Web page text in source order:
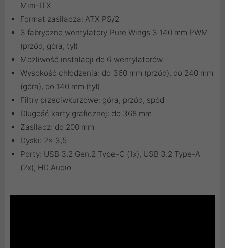
Mini-ITX
Format zasilacza: ATX PS/2
3 fabryczne wentylatory Pure Wings 3 140 mm PWM
(przód, góra, tył)
Możliwość instalacji do 6 wentylatorów
Wysokość chłodzenia: do 360 mm (przód), do 240 mm
(góra), do 140 mm (tył)
Filtry przeciwkurzowe: góra, przód, spód
Długość karty graficznej: do 368 mm
Zasilacz: do 200 mm
Dyski: 2x 3,5
Porty: USB 3.2 Gen.2 Type-C (1x), USB 3.2 Type-A
(2x), HD Audio